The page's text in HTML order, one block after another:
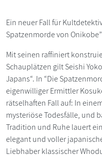
Ein neuer Fall für
Spatzenmorde von Onikobe”
Mit seinen raffiniert
Schauplätzen gilt Seishi
Japans“. In “Die
eigenwilliger Ermittler
rätselhaften Fall auf: In
mysteriöse Todesfälle, und
Tradition und Ruhe lauert
elegant und voller
Liebhaber klassischer